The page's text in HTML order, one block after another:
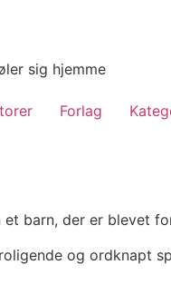
sig hjemme
Forlag
barn, der er blevet
og ordknapt